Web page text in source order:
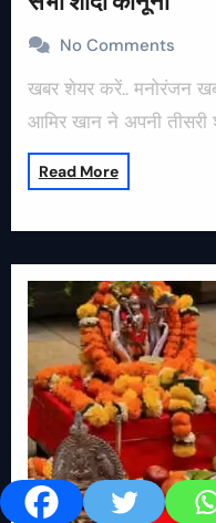
No Comments
खबर शेयर करें.. मनोरंजन खबर डेस्क खबर 24×7 मुंबई // अभिनेता
आमिर खान ने अपनी तीसरी
Read More